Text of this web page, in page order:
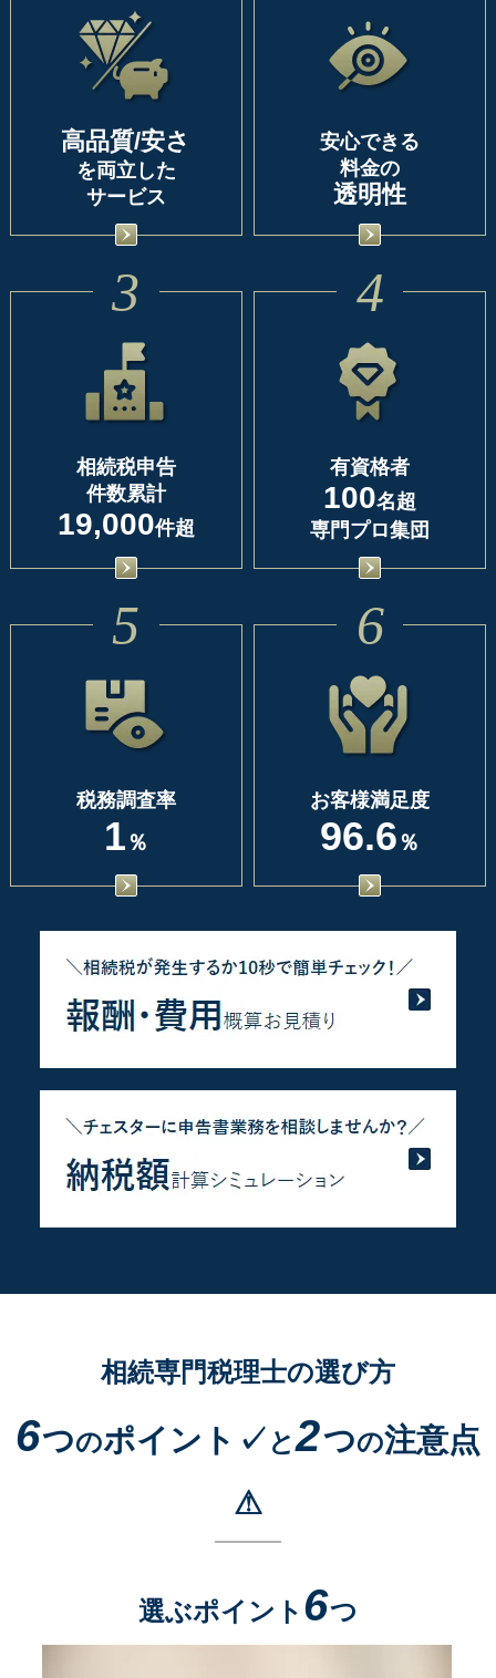
高品質/安さ
を両立した
サービス
安心できる
料金の
透明性
3
相続税申告
件数累計
19,000件超
4
有資格者
100名超
専門プロ集団
5
税務調査率
1 ％
6
お客様満足度
96.6 ％
相続専門税理士の選び方
6つのポイント✓ と2つの注意点
⚠
選ぶポイント 6つ